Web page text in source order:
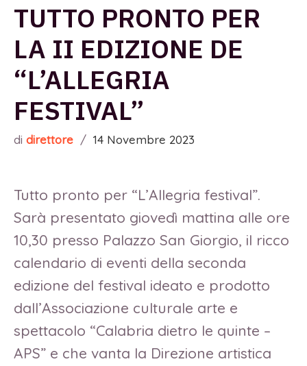
TUTTO PRONTO PER
LA II EDIZIONE DE
“L’ALLEGRIA
FESTIVAL”
di direttore / 14 Novembre 2023
Tutto pronto per “L’Allegria festival”.
Sarà presentato giovedì mattina alle ore
10,30 presso Palazzo San Giorgio, il ricco
calendario di eventi della seconda
edizione del festival ideato e prodotto
dall’Associazione culturale arte e
spettacolo “Calabria dietro le quinte –
APS” e che vanta la Direzione artistica